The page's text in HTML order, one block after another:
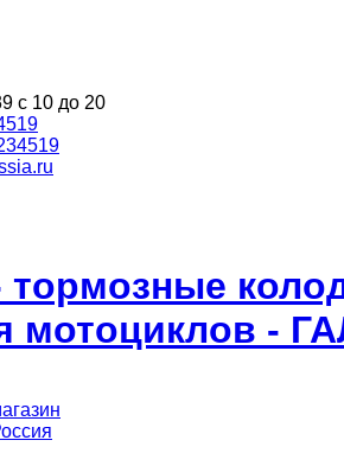
с 10 до 20
тормозные
мотоциклов -